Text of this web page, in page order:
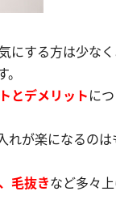
にする方は少な
とデメリットに
が楽になるのは
毛抜きなど多々